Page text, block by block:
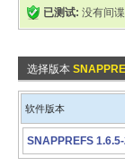
已测试: 没有间
选择版本
软件版本
SNAPPREFS